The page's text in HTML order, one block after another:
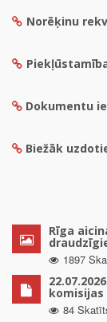
Norēķinu
Dokumentu
Biežāk
Rīga
1897
komisijas
84